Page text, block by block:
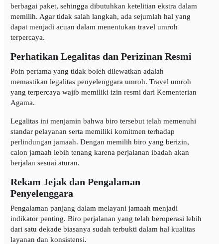
berbagai paket, sehingga dibutuhkan ketelitian ekstra dalam
memilih. Agar tidak salah langkah, ada sejumlah hal yang
dapat menjadi acuan dalam menentukan travel umroh
terpercaya.
Perhatikan Legalitas dan Perizinan Resmi
Poin pertama yang tidak boleh dilewatkan adalah
memastikan legalitas penyelenggara umroh. Travel umroh
yang terpercaya wajib memiliki izin resmi dari Kementerian
Agama.
Legalitas ini menjamin bahwa biro tersebut telah memenuhi
standar pelayanan serta memiliki komitmen terhadap
perlindungan jamaah. Dengan memilih biro yang berizin,
calon jamaah lebih tenang karena perjalanan ibadah akan
berjalan sesuai aturan.
Rekam Jejak dan Pengalaman
Penyelenggara
Pengalaman panjang dalam melayani jamaah menjadi
indikator penting. Biro perjalanan yang telah beroperasi lebih
dari satu dekade biasanya sudah terbukti dalam hal kualitas
layanan dan konsistensi.